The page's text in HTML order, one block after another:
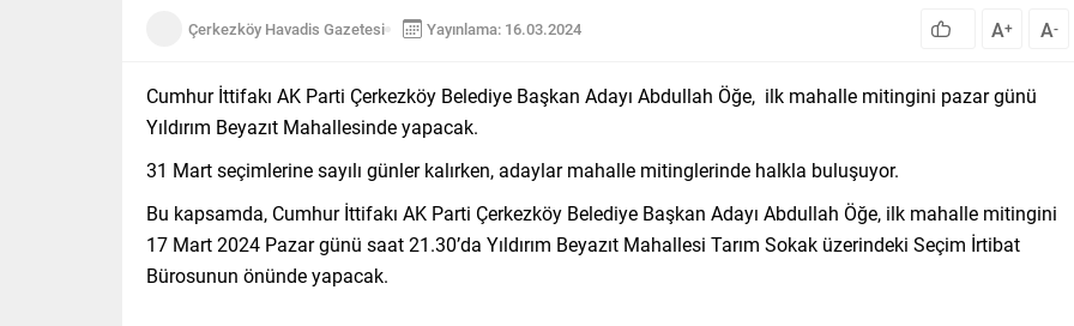
Çerkezköy Havadis Gazetesi Yayınlama: 16.03.2024 A+ A-
Cumhur İttifakı AK Parti Çerkezköy Belediye Başkan Adayı Abdullah Öğe, ilk mahalle mitingini pazar günü
Yıldırım Beyazıt Mahallesinde yapacak.
31 Mart seçimlerine sayılı günler kalırken, adaylar mahalle mitinglerinde halkla buluşuyor.
Bu kapsamda, Cumhur İttifakı AK Parti Çerkezköy Belediye Başkan Adayı Abdullah Öğe, ilk mahalle mitingini
17 Mart 2024 Pazar günü saat 21.30’da Yıldırım Beyazıt Mahallesi Tarım Sokak üzerindeki Seçim İrtibat
Bürosunun önünde yapacak.